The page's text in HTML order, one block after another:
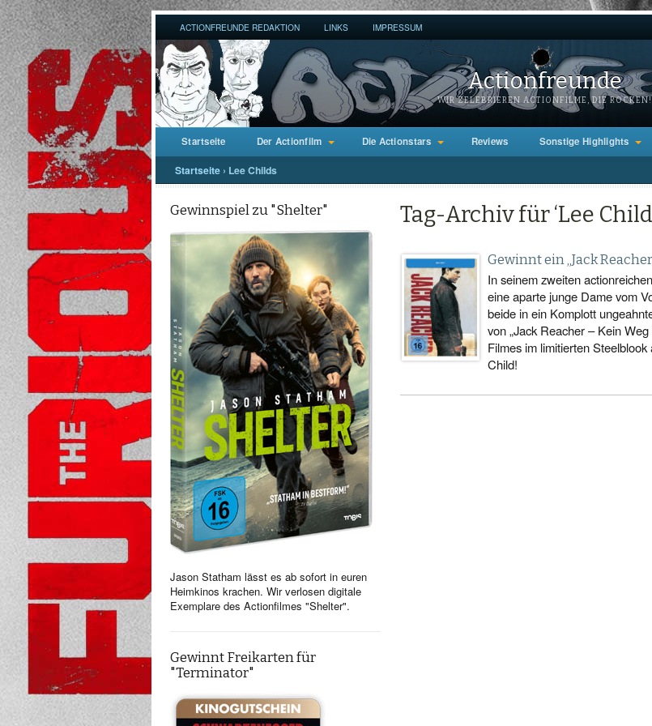
ACTIONFREUNDE REDAKTION LINKS IMPRESSUM
Actionfreunde
WIR ZELEBRIEREN ACTIONFILME, DIE ROCKEN!
Startseite Der Actionfilm Die Actionstars Reviews Sonstige Highlights
Startseite › Lee Childs
Gewinnspiel zu "Shelter"
Jason Statham lässt es ab sofort in euren
Heimkinos krachen. Wir verlosen digitale
Exemplare des Actionfilmes "Shelter".
Gewinnt Freikarten für
"Terminator"
Tag-Archiv für ‘Lee
Gewinnt ein „Jack
In seinem zweiten
eine aparte junge Dame vom
beide in ein Komplott
von „Jack Reacher – Kein
Filmes im limitierten
Child!